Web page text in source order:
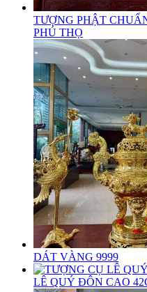
TƯỢNG PHẬT
PHÚ THỌ
DÁT VÀNG 9999
LÊ QUÝ ĐÔN CAO